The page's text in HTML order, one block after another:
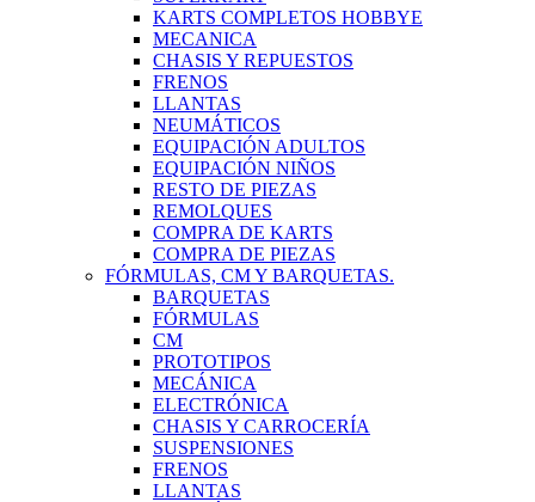
KARTS COMPLETOS HOBBYE
MECANICA
CHASIS Y REPUESTOS
FRENOS
LLANTAS
NEUMÁTICOS
EQUIPACIÓN ADULTOS
EQUIPACIÓN NIÑOS
RESTO DE PIEZAS
REMOLQUES
COMPRA DE KARTS
COMPRA DE PIEZAS
FÓRMULAS, CM Y BARQUETAS.
BARQUETAS
FÓRMULAS
CM
PROTOTIPOS
MECÁNICA
ELECTRÓNICA
CHASIS Y CARROCERÍA
SUSPENSIONES
FRENOS
LLANTAS